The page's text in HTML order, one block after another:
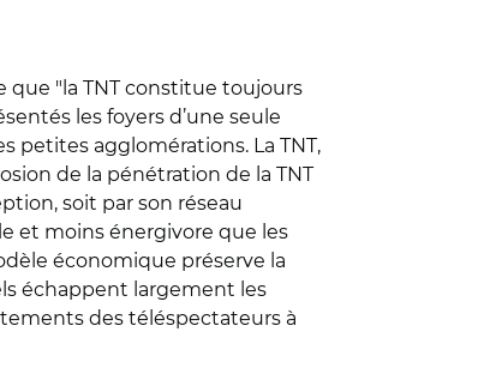
que "la TNT constitue toujours
les foyers d’une seule
petites agglomérations. La TNT,
de la pénétration de la TNT
soit par son réseau
et moins énergivore que les
économique préserve la
échappent largement les
des téléspectateurs à